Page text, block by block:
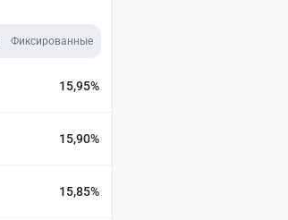
Фиксированные
15,95%
15,90%
15,85%